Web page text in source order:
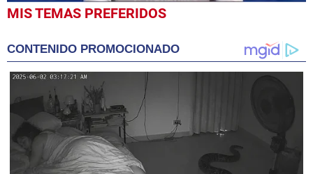
0
seconds
minutes,
29
seconds
MIS TEMAS PREFERIDOS
CONTENIDO PROMOCIONADO